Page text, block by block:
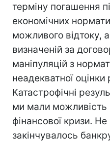
терміну погашення
економічних
можливого відтоку, а
визначеній за
маніпуляцій з
неадекватної оцінки
Катастрофічні
ми мали можливість
фінансової кризи. Не
закінчувалось